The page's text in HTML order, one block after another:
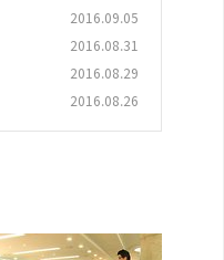
2016.09.05
2016.08.31
2016.08.29
2016.08.26